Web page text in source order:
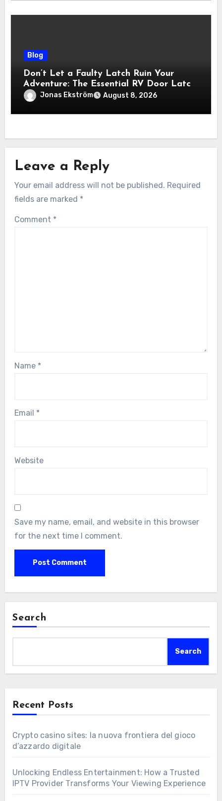
Blog
Don’t Let a Faulty Latch Ruin Your
Adventure: The Essential RV Door Latch
GuideJonas Ekström August 8, 2026
Leave a Reply
Your email address will not be published. Required
fields are marked *
Comment *
Name *
Email *
Website
Save my name, email, and website in this browser
for the next time I comment.
Search
Search
Recent Posts
Crypto casino sites: la nuova frontiera del gioco
d’azzardo digitale
Unlocking Endless Entertainment: How a Trusted
IPTV Provider Transforms Your Viewing Experience